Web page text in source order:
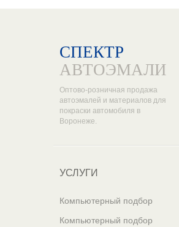
СПЕКТР
АВТОЭМАЛИ
Оптово-розничная продажа
автоэмалей и материалов для
покраски автомобиля в
Воронеже.
УСЛУГИ
Компьютерный подбор
Компьютерный подбор